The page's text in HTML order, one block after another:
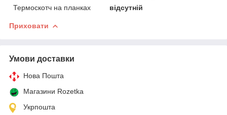
Термоскотч на планках
відсутній
Приховати
Умови доставки
Нова Пошта
Магазини Rozetka
Укрпошта